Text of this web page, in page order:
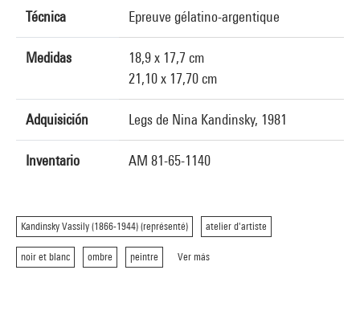
Técnica Epreuve gélatino-argentique
Medidas
18,9 x 17,7 cm
21,10 x 17,70 cm
Adquisición Legs de Nina Kandinsky, 1981
Inventario AM 81-65-1140
Kandinsky Vassily (1866-1944) (représenté) atelier d'artiste
noir et blanc ombre peintre Ver más